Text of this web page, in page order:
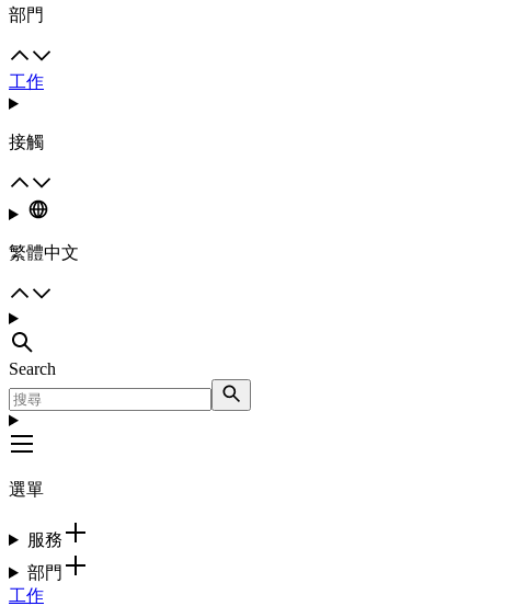
部門
工作
接觸
繁體中文
Search
選單
服務
部門
工作